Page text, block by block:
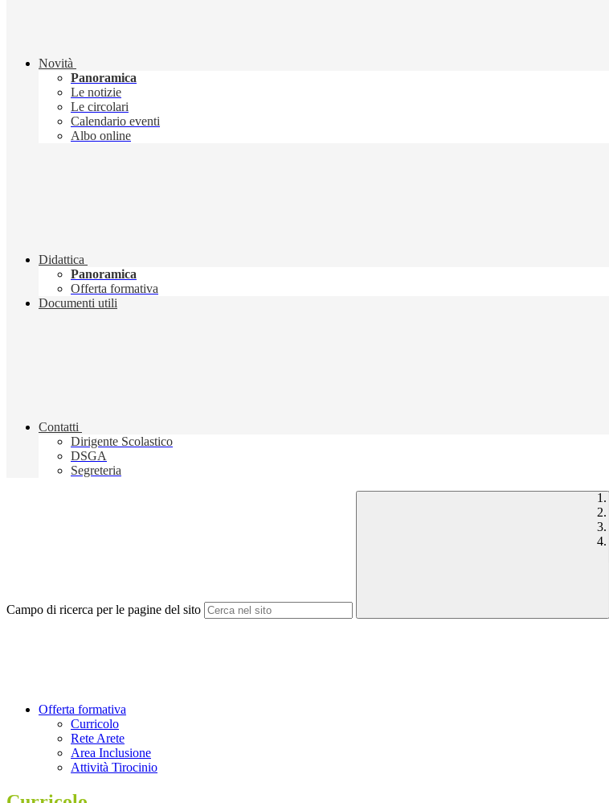
Novità
Panoramica
Le notizie
Le circolari
Calendario eventi
Albo online
Didattica
Panoramica
Offerta formativa
Documenti utili
Contatti
Dirigente Scolastico
DSGA
Segreteria
Campo di ricerca per le pagine del sito
Offerta formativa
Curricolo
Rete Arete
Area Inclusione
Attività Tirocinio